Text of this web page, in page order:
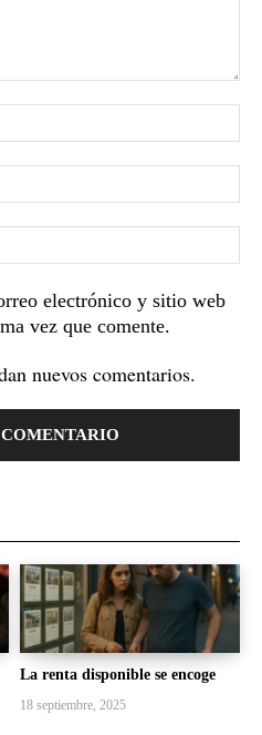
electrónico y sitio web
vez que comente.
nuevos comentarios.
La renta disponible se encoge
18 septiembre, 2025